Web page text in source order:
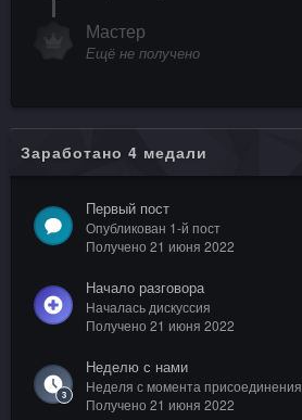
Мастер
Ещё не получено
Заработано 4 медали
Первый пост
Опубликован 1-й пост
Получено 21 июня 2022
Начало разговора
Началась дискуссия
Получено 21 июня 2022
Неделю с нами
Неделя с момента присоединения
Получено 21 июня 2022